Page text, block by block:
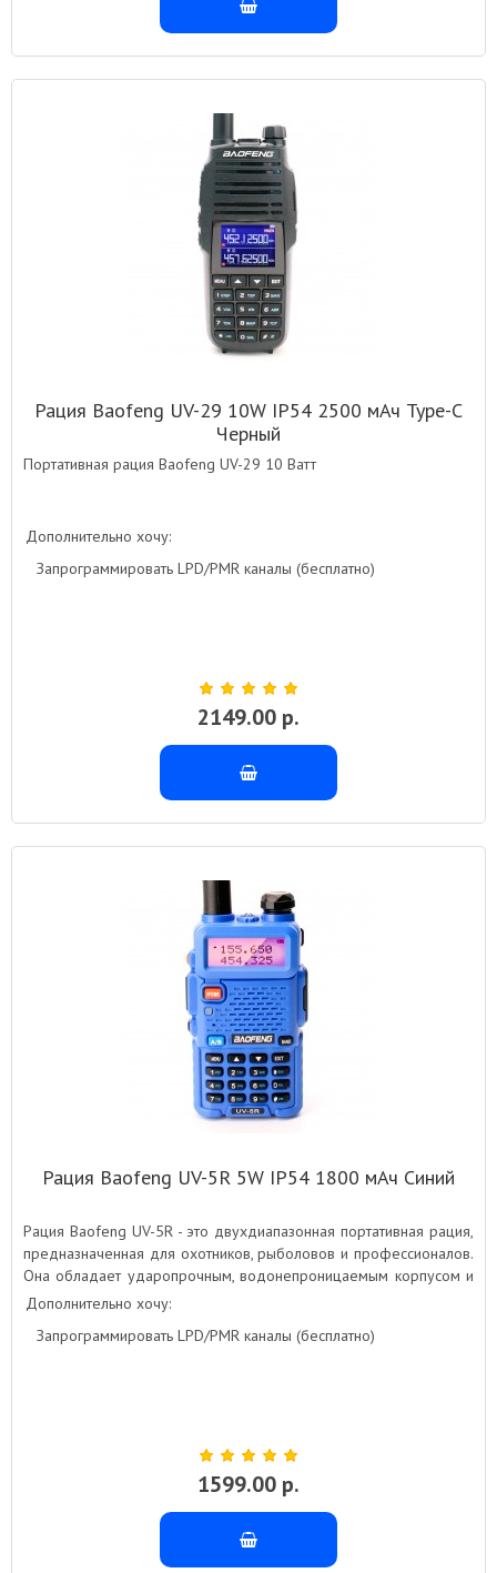
Рация Baofeng UV-29 10W IP54 2500 мАч Type-C
Черный
Портативная рация Baofeng UV-29 10 Ватт
Дополнительно хочу:
Запрограммировать LPD/PMR каналы (бесплатно)
2149.00 р.
Рация Baofeng UV-5R 5W IP54 1800 мАч Синий
Рация Baofeng UV-5R - это двухдиапазонная портативная рация,
предназначенная для охотников, рыболовов и профессионалов.
Она обладает ударопрочным, водонепроницаемым корпусом и
мощным передатчиком. Благодаря большой емкости
без подзарядки. Доступная цена делает ее отличным выбором
Дополнительно хочу:
Запрограммировать LPD/PMR каналы (бесплатно)
1599.00 р.